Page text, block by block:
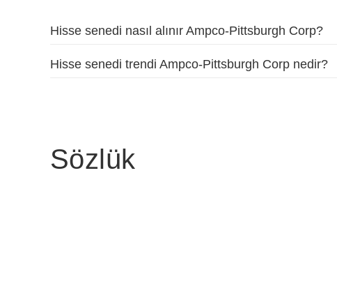
Hisse senedi nasıl alınır Ampco-Pittsburgh Corp?
Hisse senedi trendi Ampco-Pittsburgh Corp nedir?
Sözlük